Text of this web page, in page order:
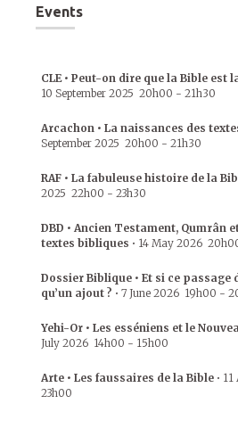
Events
CLE • Peut-on dire que la Bible est
10 September 2025 20h00 - 21h30
Arcachon • La naissances des
September 2025 20h00 - 21h30
RAF • La fabuleuse histoire de la
2025 22h00 - 23h30
DBD • Ancien Testament, Qumrân
textes bibliques • 14 May 2026
Dossier Biblique • Et si ce passage
qu’un ajout ? • 7 June 2026 19h00 -
Yehi-Or • Les esséniens et le
July 2026 14h00 - 15h00
Arte • Les faussaires de la Bible • 11
23h00